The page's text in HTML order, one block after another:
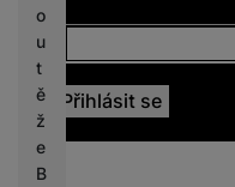
o
u
t
ě
ž
e
B